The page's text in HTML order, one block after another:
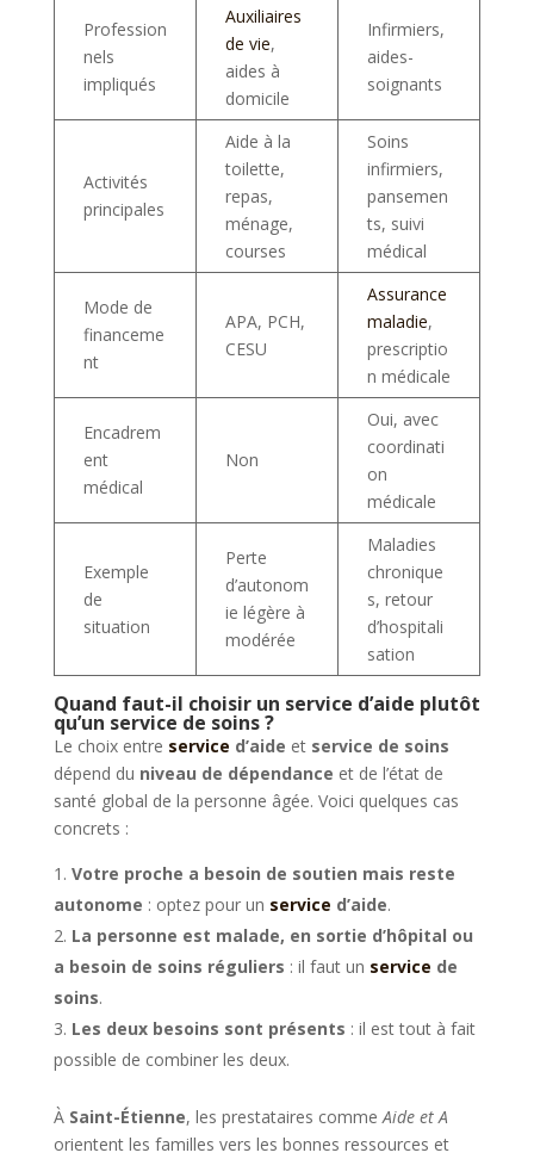
Profession
nels
impliqués
Auxiliaires
de vie,
aides à
domicile
Infirmiers,
aides-
soignants
Activités
principales
Aide à la
toilette,
repas,
ménage,
courses
Soins
infirmiers,
pansemen
ts, suivi
médical
Mode de
financeme
nt
APA, PCH,
CESU
Assurance
maladie,
prescriptio
n médicale
Encadrem
ent
médical
Non
Oui, avec
coordinati
on
médicale
Exemple
de
situation
Perte
d’autonom
ie légère à
modérée
Maladies
chronique
s, retour
d’hospitali
sation
Quand faut-il choisir un service d’aide plutôt
qu’un service de soins ?
Le choix entre service d’aide et service de soins
dépend du niveau de dépendance et de l’état de
santé global de la personne âgée. Voici quelques cas
concrets :
Votre proche a besoin de soutien mais reste
autonome : optez pour un service d’aide.
La personne est malade, en sortie d’hôpital ou
a besoin de soins réguliers : il faut un service de
soins.
Les deux besoins sont présents : il est tout à fait
possible de combiner les deux.
À Saint-Étienne, les prestataires commeAide et A
orientent les familles vers les bonnes ressources et